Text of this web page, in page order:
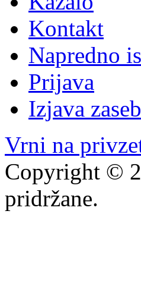
Kontakt
Napredno
Prijava
Izjava
Vrni na
Copyright ©
pridržane.